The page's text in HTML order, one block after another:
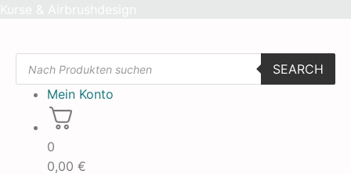
Products
search
SEARCH
Mein Konto
0
0,00 €